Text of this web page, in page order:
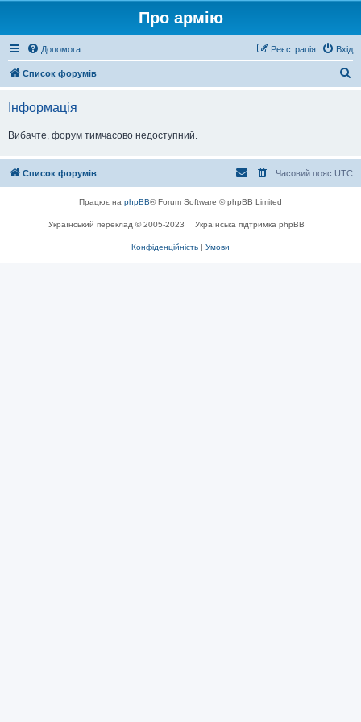
Про армію
Допомога Вхід
Реєстрація
Список форумів
Інформація
Вибачте, форум тимчасово недоступний.
Список форумів Часовий пояс UTC
Працює на phpBB® Forum Software © phpBB Limited
Український переклад © 2005-2023 Українська підтримка phpBB
Конфіденційність | Умови